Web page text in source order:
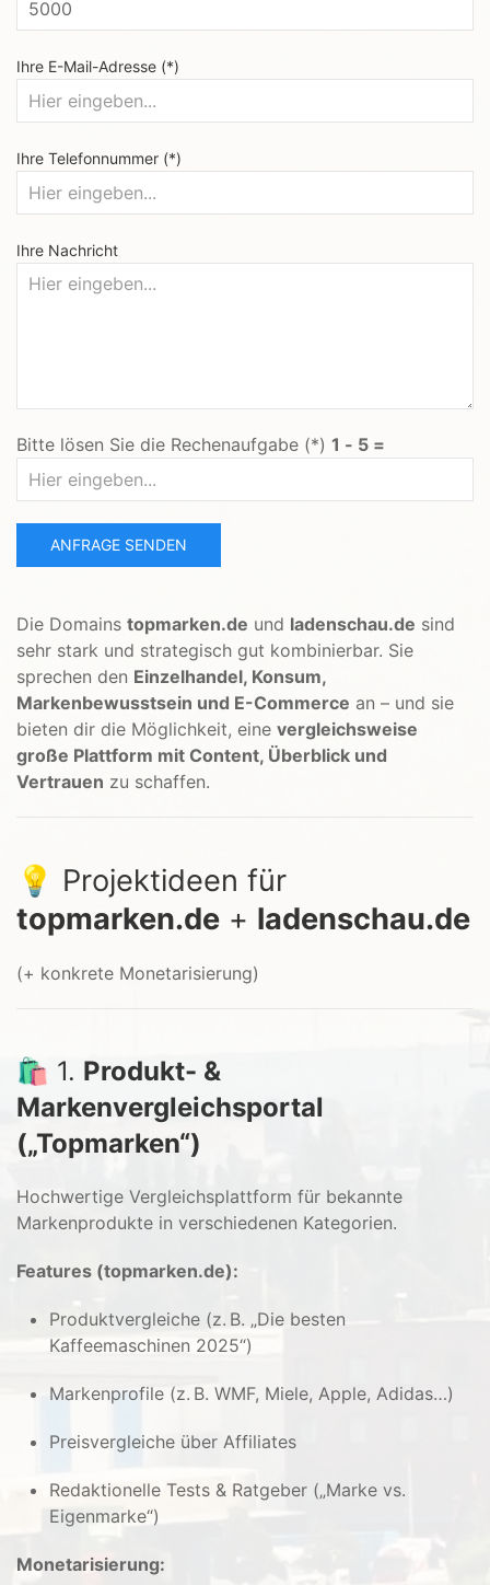
Ihre E-Mail-Adresse (*)
Ihre Telefonnummer (*)
Ihre Nachricht
Bitte lösen Sie die Rechenaufgabe (*) 1 - 5 =
ANFRAGE SENDEN
Die Domains topmarken.de und ladenschau.de sind
sehr stark und strategisch gut kombinierbar. Sie
sprechen den Einzelhandel, Konsum,
Markenbewusstsein und E-Commerce an – und sie
bieten dir die Möglichkeit, eine vergleichsweise
große Plattform mit Content, Überblick und
Vertrauen zu schaffen.
💡 Projektideen für
topmarken.de + ladenschau.de
(+ konkrete Monetarisierung)
🛍️ 1. Produkt- &
Markenvergleichsportal
(„Topmarken“)
Hochwertige Vergleichsplattform für bekannte
Markenprodukte in verschiedenen Kategorien.
Features (topmarken.de):
Produktvergleiche (z. B. „Die besten
Kaffeemaschinen 2025“)
Markenprofile (z. B. WMF, Miele, Apple, Adidas…)
Preisvergleiche über Affiliates
Redaktionelle Tests & Ratgeber („Marke vs.
Eigenmarke“)
Monetarisierung: